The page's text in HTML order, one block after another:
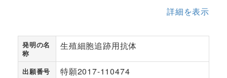
詳細を表示
発明の名
称
生殖細胞追跡用抗体
出願番号 特願2017-110474